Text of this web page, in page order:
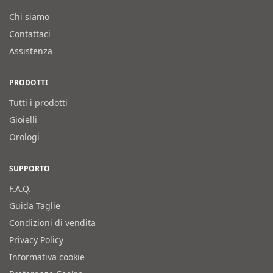
Chi siamo
Contattaci
Assistenza
PRODOTTI
Tutti i prodotti
Gioielli
Orologi
SUPPORTO
F.A.Q.
Guida Taglie
Condizioni di vendita
Privacy Policy
Informativa cookie